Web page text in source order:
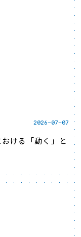
2026-07-07
ける「動く」と